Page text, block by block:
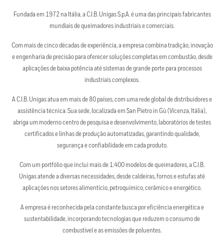
Fundada em 1972 na Itália, a C.I.B. Unigas S.p.A. é uma das principais fabricantes
mundiais de queimadores industriais e comerciais.
Com mais de cinco décadas de experiência, a empresa combina tradição, inovação
e engenharia de precisão para oferecer soluções completas em combustão, desde
aplicações de baixa potência até sistemas de grande porte para processos
industriais complexos.
A C.I.B. Unigas atua em mais de 80 países, com uma rede global de distribuidores e
assistência técnica. Sua sede, localizada em San Pietro in Gù (Vicenza, Itália),
abriga um moderno centro de pesquisa e desenvolvimento, laboratórios de testes
certificados e linhas de produção automatizadas, garantindo qualidade,
segurança e confiabilidade em cada produto.
Com um portfólio que inclui mais de 1.400 modelos de queimadores, a C.I.B.
Unigas atende a diversas necessidades, desde caldeiras, fornos e estufas até
aplicações nos setores alimentício, petroquímico, cerâmico e energético.
A empresa é reconhecida pela constante busca por eficiência energética e
sustentabilidade, incorporando tecnologias que reduzem o consumo de
combustível e as emissões de poluentes.